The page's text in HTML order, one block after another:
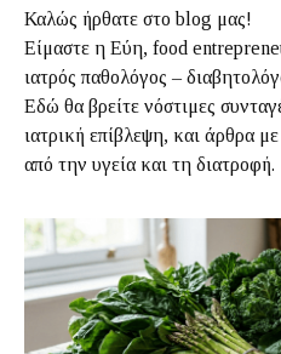
Καλώς ήρθατε στο blog μας!
Είμαστε η Εύη, food
ιατρός παθολόγος –
Εδώ θα βρείτε νόστιμες
ιατρική επίβλεψη, και άρθρα
από την υγεία και τη διατροφή.